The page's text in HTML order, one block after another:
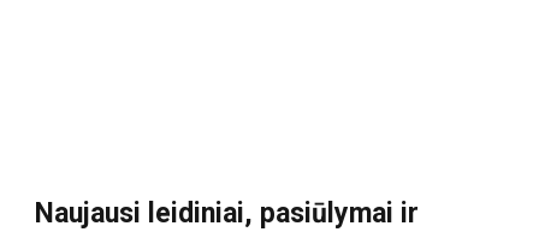
Naujausi leidiniai, pasiūlymai ir